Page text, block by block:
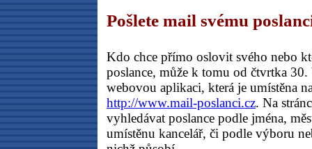
Pošlete mail svému
Kdo chce přímo oslovit svého nebo
poslance, může k tomu od čtvrtka
webovou aplikaci, která je umístěna
http://www.mail-poslanci.cz. Na
vyhledávat poslance podle jména,
umístěnu kancelář, či podle výboru